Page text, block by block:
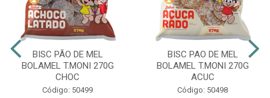
BISC PÃO DE MEL
BOLAMEL T.MONI 270G
CHOC
Código: 50499
BISC PAO DE MEL
BOLAMEL T.MONI 270G
ACUC
Código: 50498